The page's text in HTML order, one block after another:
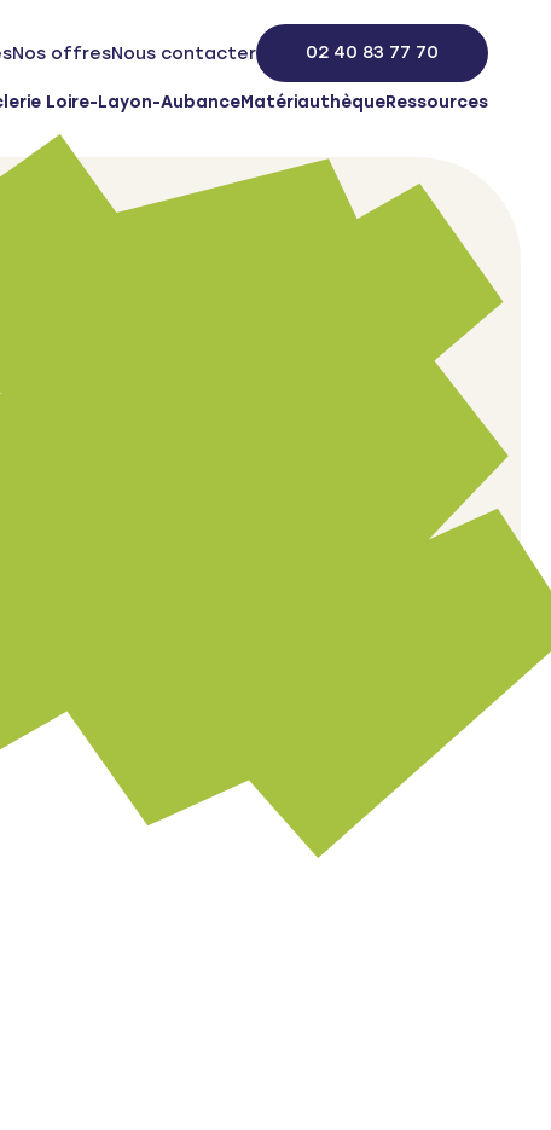
Loire-Layon-AubanceMatériauthèqueRessources
Nos offresNous contacter 02 40 83 77 70